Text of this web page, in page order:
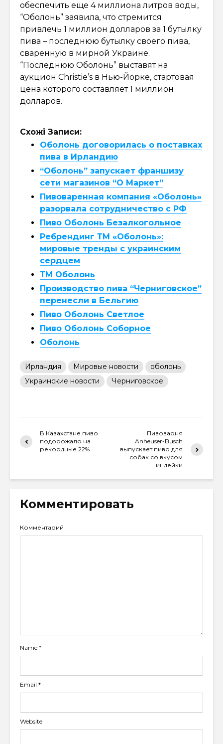
обеспечить еще 4 миллиона литров воды,
“Оболонь” заявила, что стремится
привлечь 1 миллион долларов за 1 бутылку
пива – последнюю бутылку своего пива,
сваренную в мирной Украине.
“Последнюю Оболонь” выставят на
аукцион Christie’s в Нью-Йорке, стартовая
цена которого составляет 1 миллион
долларов.
Схожі Записи:
Оболонь договорилась о поставках
пива в Ирландию
“Оболонь” запускает франшизу
сети магазинов “О Маркет”
Пивоваренная компания «Оболонь»
разорвала сотрудничество с РФ
Пиво Оболонь Безалкогольное
Ребрендинг ТМ «Оболонь»:
мировые тренды с украинским
сердцем
ТМ Оболонь
Производство пива “Черниговское”
перенесли в Бельгию
Пиво Оболонь Светлое
Пиво Оболонь Соборное
Оболонь
Ирландия Мировые новости
оболонь
Украинские новости
Черниговское
В Казахстане пиво
подорожало на
рекордные 22%
Пивоварня
Anheuser-Busch
выпускает пиво для
собак со вкусом
индейки
Комментировать
Комментарий
Name *
Email *
Website